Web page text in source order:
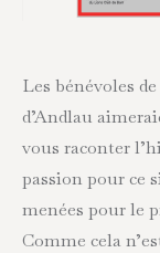
Les bénévoles
d’Andlau
vous raconter
passion pour ce
menées pour le
Comme cela